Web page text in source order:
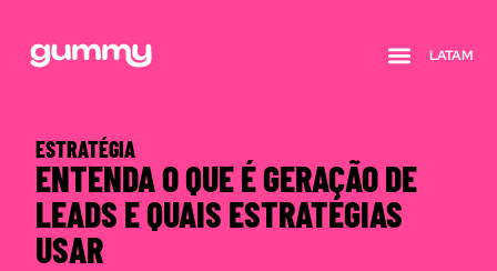
LATAM
ESTRATÉGIA
ENTENDA O QUE É GERAÇÃO DE
LEADS E QUAIS ESTRATÉGIAS
USAR